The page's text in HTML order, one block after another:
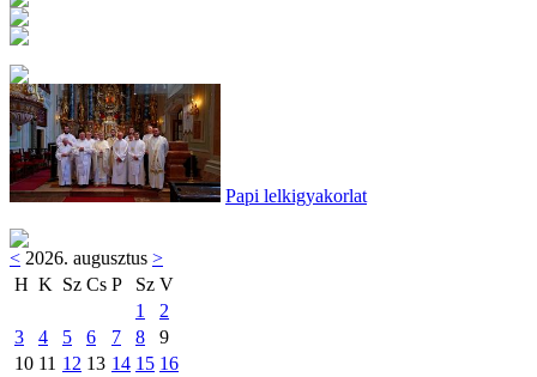
Papi lelkigyakorlat
< 2026. augusztus >
H K Sz Cs P Sz V
1
2
3
4 5 6 7 8
9
10 11 12 13 14 15 16